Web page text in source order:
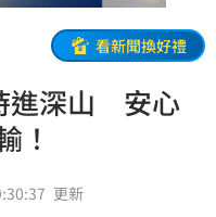
看新聞換好禮
進深山 安心
！
更新